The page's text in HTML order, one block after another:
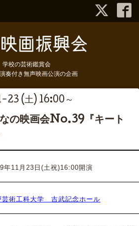
学校の芸術鑑賞会
奏付き無声映画公演の企画
23 (土) 16:00～
なの映画会No.39『キート
11月23日(土祝)16:00開演
芸術工科大学 吉武記念ホール